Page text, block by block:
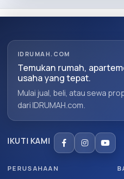
IDRUMAH.COM
Temukan rumah,
usaha yang tepat.
Mulai jual, beli, atau sewa
dari IDRUMAH.com.
IKUTI KAMI
PERUSAHAAN